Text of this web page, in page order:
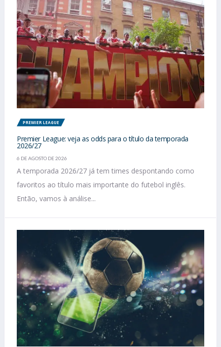
PREMIER LEAGUE
Premier League: veja as odds para o título da temporada
2026/27
6 DE AGOSTO DE 2026
A temporada 2026/27 já tem times despontando como
favoritos ao título mais importante do futebol inglês.
Então, vamos à análise...